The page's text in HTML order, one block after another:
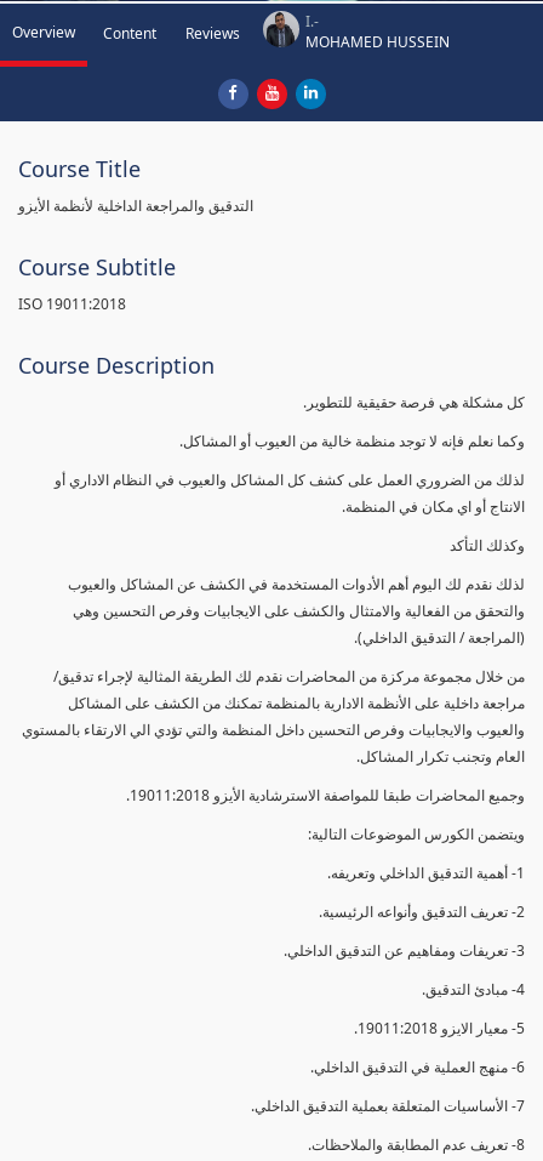
Overview Content Reviews
I.-
MOHAMED HUSSEIN
Course Title
التدقيق والمراجعة الداخلية لأنظمة الأيزو
Course Subtitle
ISO 19011:2018
Course Description
كل مشكلة هي فرصة حقيقية للتطوير.
وكما نعلم فإنه لا توجد منظمة خالية من العيوب أو المشاكل.
لذلك من الضروري العمل على كشف كل المشاكل والعيوب في النظام الاداري أو
الانتاج أو اي مكان في المنظمة.
وكذلك التأكد
لذلك نقدم لك اليوم أهم الأدوات المستخدمة في الكشف عن المشاكل والعيوب
والتحقق من الفعالية والامتثال والكشف على الايجابيات وفرص التحسين وهي
(المراجعة / التدقيق الداخلي).
من خلال مجموعة مركزة من المحاضرات نقدم لك الطريقة المثالية لإجراء تدقيق/
مراجعة داخلية على الأنظمة الادارية بالمنظمة تمكنك من الكشف على المشاكل
والعيوب والايجابيات وفرص التحسين داخل المنظمة والتي تؤدي الي الارتقاء بالمستوي
العام وتجنب تكرار المشاكل.
وجميع المحاضرات طبقا للمواصفة الاسترشادية الأيزو 19011:2018.
ويتضمن الكورس الموضوعات التالية:
1- أهمية التدقيق الداخلي وتعريفه.
2- تعريف التدقيق وأنواعه الرئيسية.
3- تعريفات ومفاهيم عن التدقيق الداخلي.
4- مبادئ التدقيق.
5- معيار الايزو 19011:2018.
6- منهج العملية في التدقيق الداخلي.
7- الأساسيات المتعلقة بعملية التدقيق الداخلي.
8- تعريف عدم المطابقة والملاحظات.